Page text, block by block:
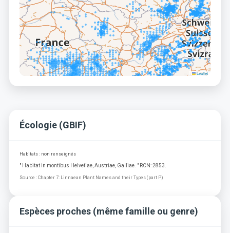
Leaflet
Écologie (GBIF)
Habitats : non renseignés
" Habitat in montibus Helvetiae, Austriae, Galliae. " RCN: 2853.
Source : Chapter 7: Linnaean Plant Names and their Types (part P)
Espèces proches (même famille ou genre)